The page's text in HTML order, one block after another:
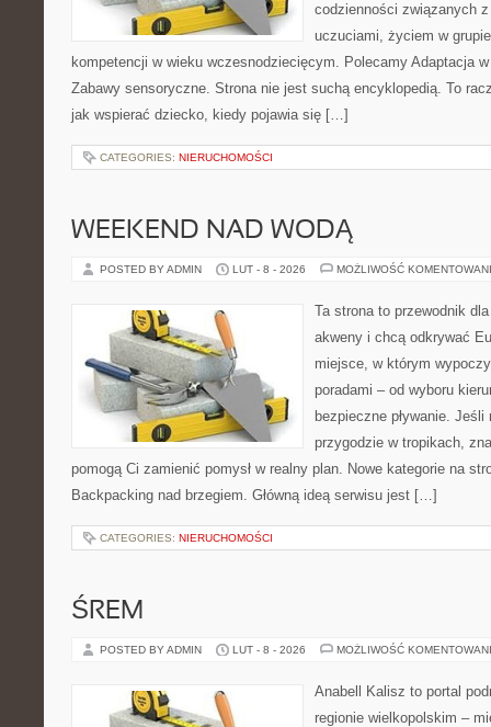
codzienności związanych
uczuciami, życiem w
kompetencji w wieku wczesnodziecięcym. Polecamy Adaptacja
Zabawy sensoryczne. Strona nie jest suchą encyklopedią. To
jak wspierać dziecko, kiedy pojawia się […]
CATEGORIES: NIERUCHOMOŚCI
WEEKEND NAD WODĄ
POSTED BY ADMIN LUT - 8 - 2026 MOŻLIWOŚĆ
Ta strona to przewodnik
akweny i chcą odkrywać
miejsce, w którym
poradami – od wyboru
bezpieczne pływanie.
przygodzie w tropikach,
pomogą Ci zamienić pomysł w realny plan. Nowe kategorie na
Backpacking nad brzegiem. Główną ideą serwisu jest […]
CATEGORIES: NIERUCHOMOŚCI
ŚREM
POSTED BY ADMIN LUT - 8 - 2026 MOŻLIWOŚĆ
Anabell Kalisz to portal
regionie wielkopolskim –